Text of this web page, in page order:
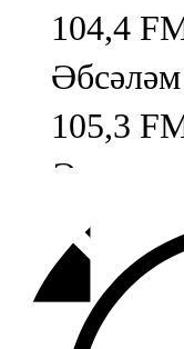
104,4
Әбсәләм
105,3
Әлмәт
92,9 FM
Базарлы
107,1 FM